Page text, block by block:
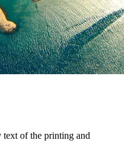
of the printing and